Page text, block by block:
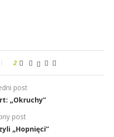
2
post
„Okruchy”
post
„Hopnięci”